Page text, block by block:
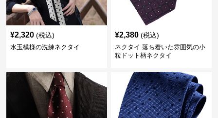
¥2,320 (税込)
水玉模様の洗練ネクタイ
¥2,380 (税込)
ネクタイ 落ち着いた雰囲気の小
粒ドット柄ネクタイ